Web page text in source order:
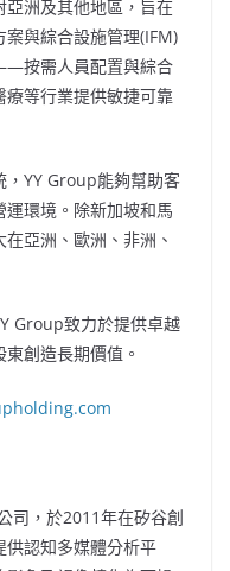
洲及其他地區，旨在
與綜合設施管理(IFM)
按需人員配置與綜合
等行業提供敏捷可靠
YY Group能夠幫助客
環境。除新加坡和馬
亞洲、歐洲、非洲、
Group致力於提供卓越
創造長期價值。
司，於2011年在矽谷創
供認知多媒體分析平